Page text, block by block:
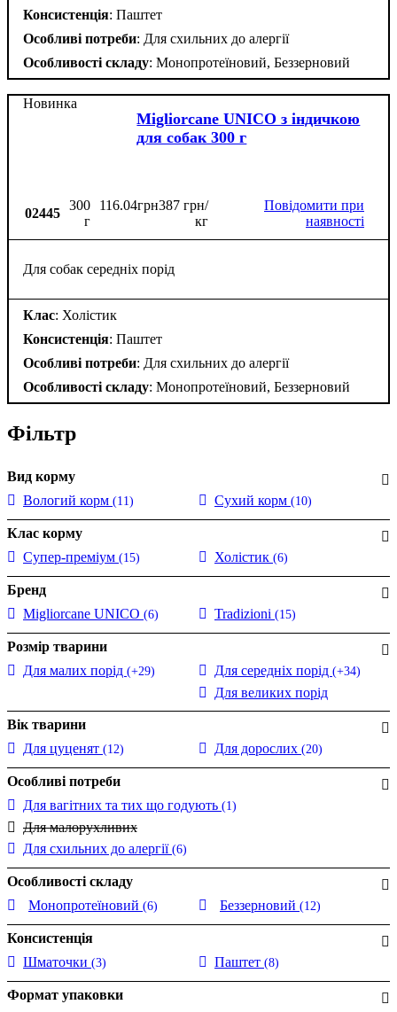
Консистенція: Паштет
Особливі потреби: Для схильних до алергії
Особливості складу: Монопротеїновий, Беззерновий
Migliorcane UNICO з індичкою
для собак 300 г
Новинка
02445
300
г
116.04грн387 грн/
кг
Повідомити при
наявності
Для собак середніх порід
Клас: Холістик
Консистенція: Паштет
Особливі потреби: Для схильних до алергії
Особливості складу: Монопротеїновий, Беззерновий
Фільтр
Вид корму
Вологий корм (11) Сухий корм (10)
Клас корму
Супер-преміум (15) Холістик (6)
Бренд
Migliorcane UNICO (6) Tradizioni (15)
Розмір тварини
Для малих порід (+29) Для середніх порід (+34)
Для великих порід
Вік тварини
Для цуценят (12) Для дорослих (20)
Особливі потреби
Для вагітних та тих що годують (1)
Для малорухливих
Для схильних до алергії (6)
Особливості складу
Монопротеїновий (6) Беззерновий (12)
Консистенція
Шматочки (3) Паштет (8)
Формат упаковки